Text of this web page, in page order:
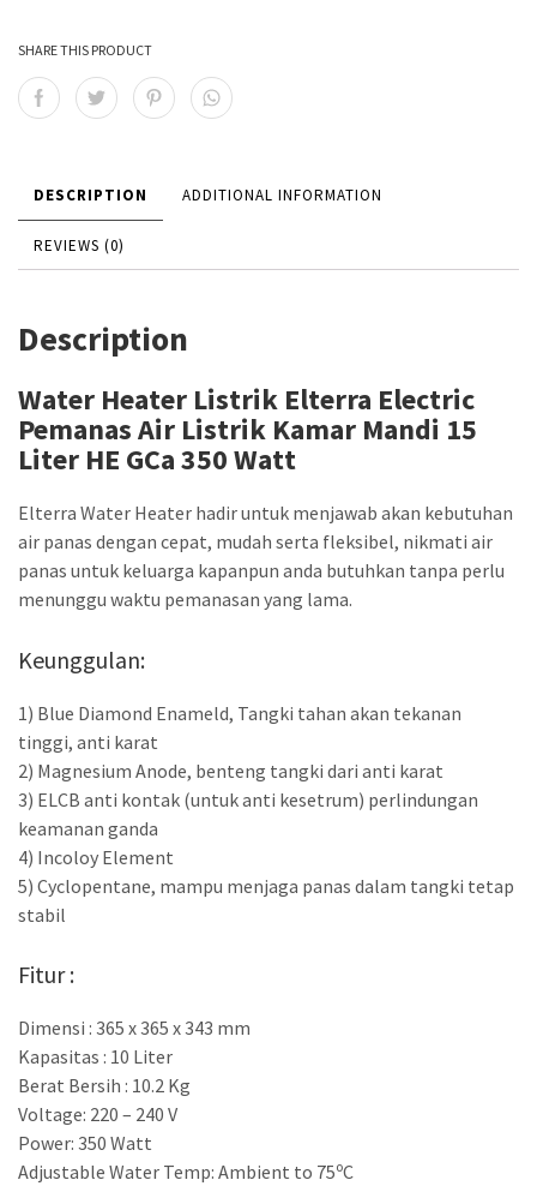
SHARE THIS PRODUCT
DESCRIPTION ADDITIONAL INFORMATION
REVIEWS (0)
Description
Water Heater Listrik Elterra Electric
Pemanas Air Listrik Kamar Mandi 15
Liter HE GCa 350 Watt
Elterra Water Heater hadir untuk menjawab akan kebutuhan
air panas dengan cepat, mudah serta fleksibel, nikmati air
panas untuk keluarga kapanpun anda butuhkan tanpa perlu
menunggu waktu pemanasan yang lama.
Keunggulan:
1) Blue Diamond Enameld, Tangki tahan akan tekanan
tinggi, anti karat
2) Magnesium Anode, benteng tangki dari anti karat
3) ELCB anti kontak (untuk anti kesetrum) perlindungan
keamanan ganda
4) Incoloy Element
5) Cyclopentane, mampu menjaga panas dalam tangki tetap
stabil
Fitur :
Dimensi : 365 x 365 x 343 mm
Kapasitas : 10 Liter
Berat Bersih : 10.2 Kg
Voltage: 220 – 240 V
Power: 350 Watt
Adjustable Water Temp: Ambient to 75oC